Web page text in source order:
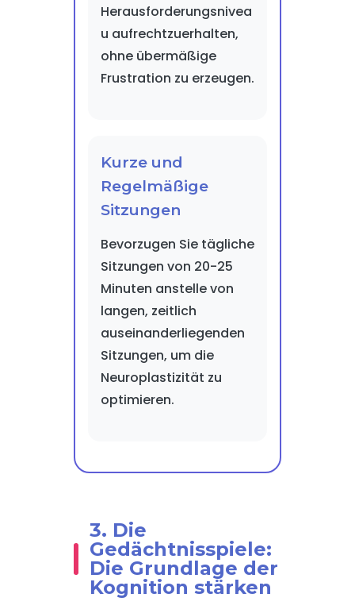
Herausforderungsnivea
u aufrechtzuerhalten,
ohne übermäßige
Frustration zu erzeugen.
Kurze und
Regelmäßige
Sitzungen
Bevorzugen Sie tägliche
Sitzungen von 20-25
Minuten anstelle von
langen, zeitlich
auseinanderliegenden
Sitzungen, um die
Neuroplastizität zu
optimieren.
3. Die
Gedächtnisspiele:
Die Grundlage der
Kognition stärken